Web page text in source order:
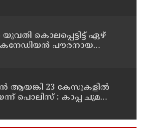
യുവതി കൊലപ്പെട്ടിട്ട് ഏഴ്
കനേഡിയന്‍ പൗരനായ
ആയങ്കി 23 കേസുകളില്‍
പൊലിസ് : കാപ്പ ചുമത്തി